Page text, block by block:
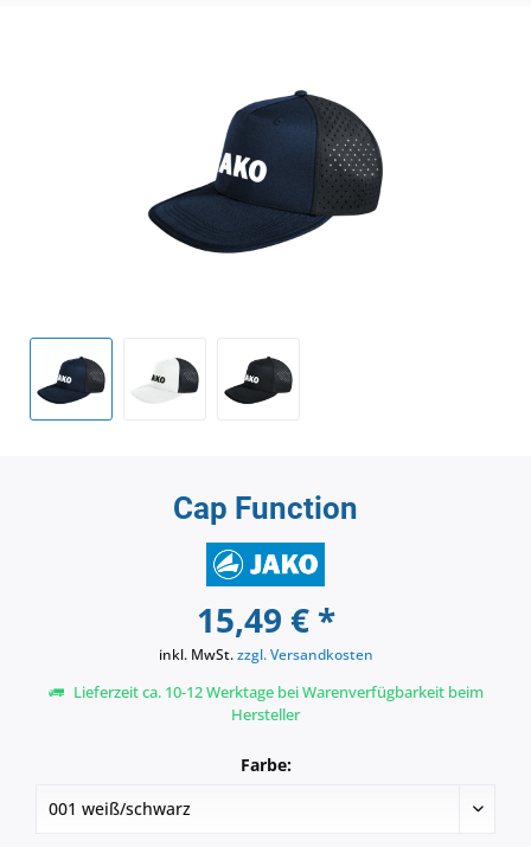
Cap Function
15,49 € *
inkl. MwSt.zzgl. Versandkosten
Lieferzeit ca. 10-12 Werktage bei Warenverfügbarkeit beim
Hersteller
Farbe: